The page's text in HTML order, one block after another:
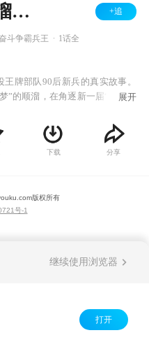
士兵顺溜：兵王争锋 +追
斗争霸兵王 1话全
王牌部队90后新兵的真实故事。
”的顺溜，在角逐新一届“特种兵
对决一触即发。危机之时，边境
以顺溜为首的几人从赛场直接奔
顺利完成任务吗？谁才是真正
展开
下载 分享
版权所有
号-1
继续使用浏览器
打开